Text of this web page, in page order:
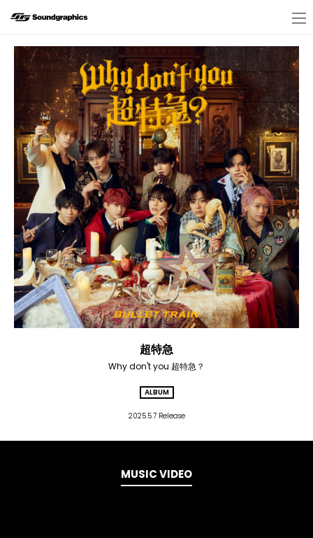
超特急
Why don't you 超特急？
ALBUM
2025.5.7 Release
MUSIC VIDEO